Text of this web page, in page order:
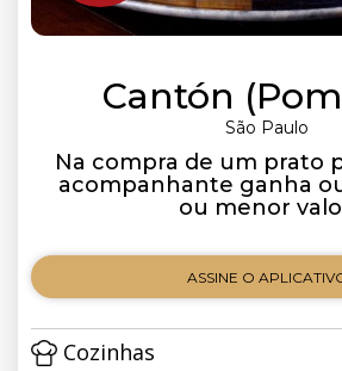
Cantón
São Paulo
Na compra de um prato
acompanhante ganha
ou menor
ASSINE O
Cozinhas